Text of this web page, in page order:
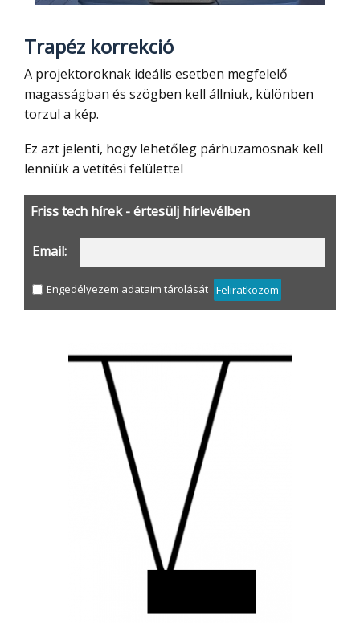
Trapéz korrekció
A projektoroknak ideális esetben megfelelő
magasságban és szögben kell állniuk, különben
torzul a kép.
Ez azt jelenti, hogy lehetőleg párhuzamosnak kell
lenniük a vetítési felülettel
Friss tech hírek - értesülj hírlevélben
Email:
Engedélyezem adataim tárolását Feliratkozom